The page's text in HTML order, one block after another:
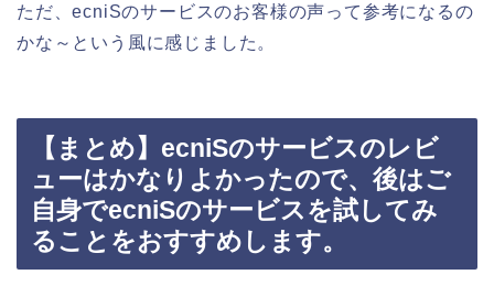
ただ、ecniSのサービスのお客様の声って参考になるの
かな～という風に感じました。
【まとめ】ecniSのサービスのレビ
ューはかなりよかったので、後はご
自身でecniSのサービスを試してみ
ることをおすすめします。